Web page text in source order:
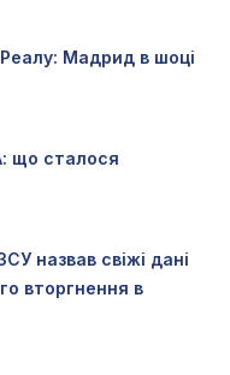
Реалу: Мадрид в шоці
що сталося
назвав свіжі дані
вторгнення в